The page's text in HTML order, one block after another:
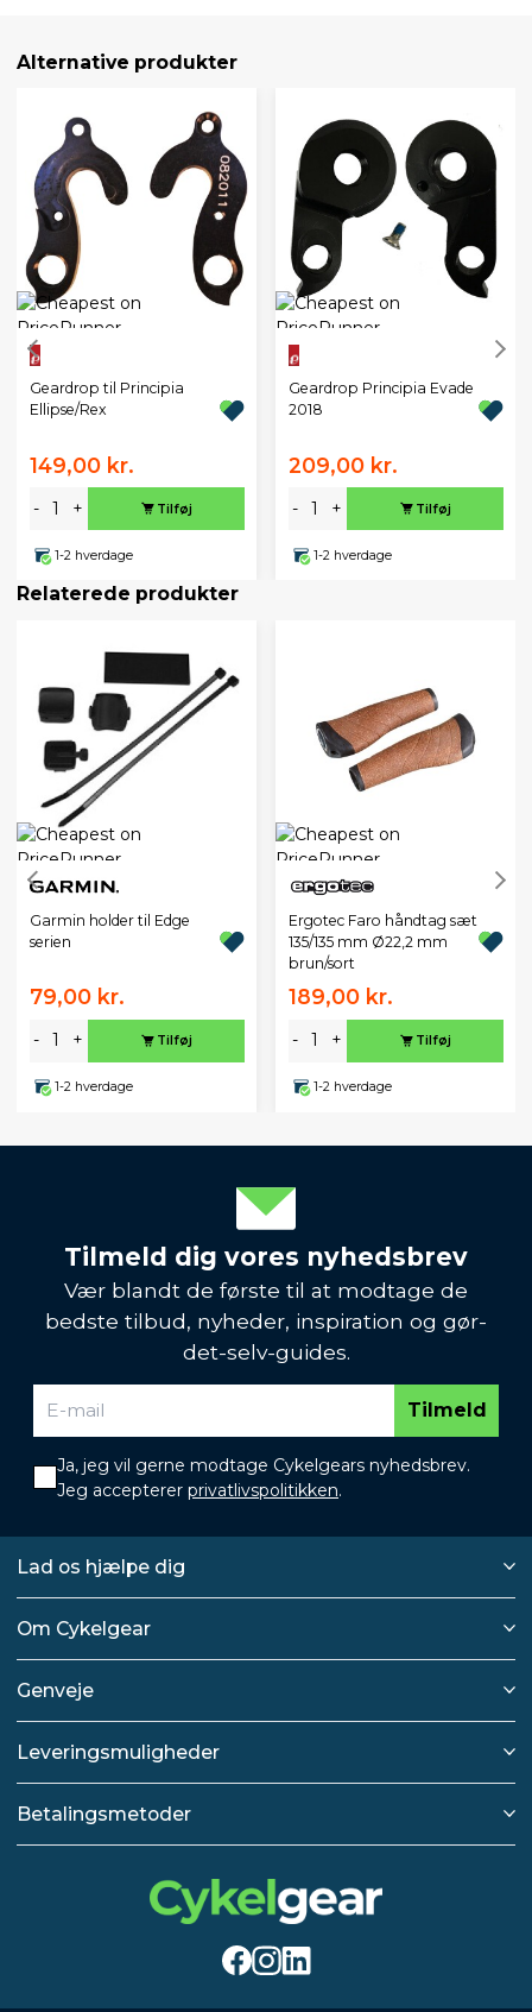
Alternative produkter
Geardrop til Principia
Ellipse/Rex
149,00 kr.
- + Tilføj
1-2 hverdage
Geardrop Principia Evade
2018
209,00 kr.
- + Tilføj
1-2 hverdage
Relaterede produkter
Garmin holder til Edge
serien
79,00 kr.
- + Tilføj
1-2 hverdage
Ergotec Faro håndtag sæt
135/135 mm Ø22,2 mm
brun/sort
189,00 kr.
- + Tilføj
1-2 hverdage
Tilmeld dig vores nyhedsbrev
Vær blandt de første til at modtage de
bedste tilbud, nyheder, inspiration og gør-
det-selv-guides.
Tilmeld
Ja, jeg vil gerne modtage Cykelgears nyhedsbrev.
Jeg accepterer privatlivspolitikken.
Lad os hjælpe dig
Om Cykelgear
Genveje
Leveringsmuligheder
Betalingsmetoder